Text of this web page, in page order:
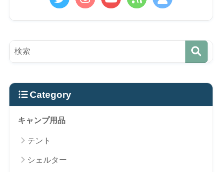
Category
キャンプ用品
テント
シェルター